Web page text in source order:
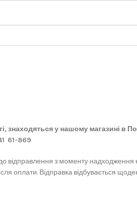
знаходяться у нашому магазині в
61-869
відправлення з моменту надходження
оплати. Відправка відбувається